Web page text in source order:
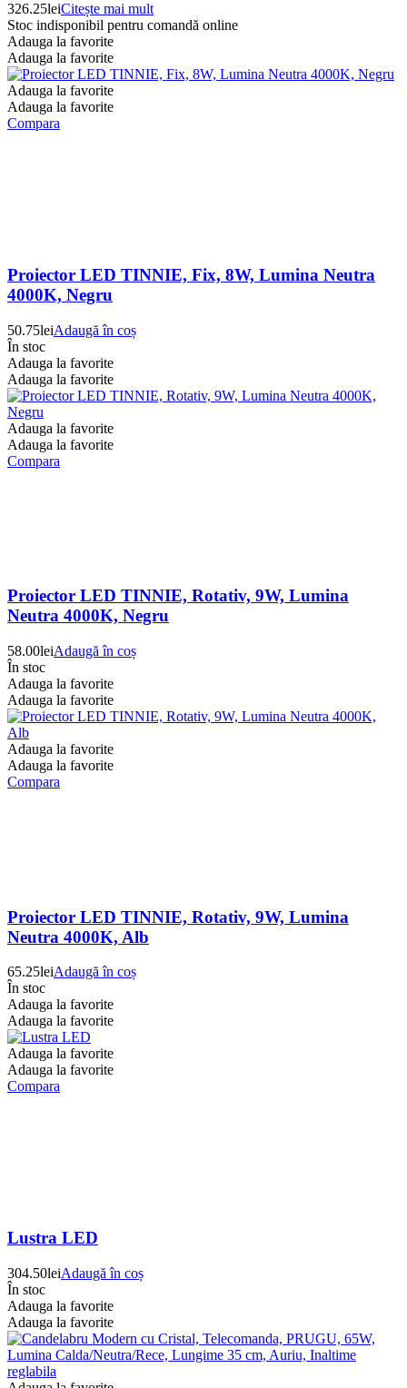
326.25leiCitește mai mult
Stoc indisponibil pentru comandă online
Adauga la favorite
Adauga la favorite
Adauga la favorite
Adauga la favorite
Compara
Proiector LED TINNIE, Fix, 8W, Lumina Neutra
4000K, Negru
50.75leiAdaugă în coș
În stoc
Adauga la favorite
Adauga la favorite
Adauga la favorite
Adauga la favorite
Compara
Proiector LED TINNIE, Rotativ, 9W, Lumina
Neutra 4000K, Negru
58.00leiAdaugă în coș
În stoc
Adauga la favorite
Adauga la favorite
Adauga la favorite
Adauga la favorite
Compara
Proiector LED TINNIE, Rotativ, 9W, Lumina
Neutra 4000K, Alb
65.25leiAdaugă în coș
În stoc
Adauga la favorite
Adauga la favorite
Adauga la favorite
Adauga la favorite
Compara
Lustra LED
304.50leiAdaugă în coș
În stoc
Adauga la favorite
Adauga la favorite